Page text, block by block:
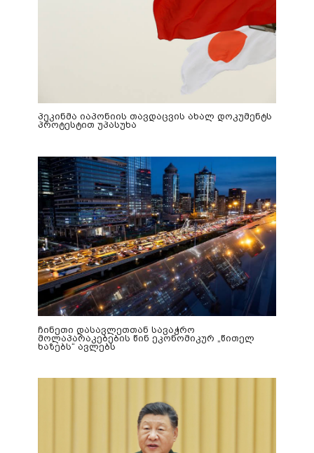
პეკინმა იაპონიის თავდაცვის ახალ დოკუმენტს
პროტესტით უპასუხა
ჩინეთი დასავლეთთან სავაჭრო
მოლაპარაკებების წინ ეკონომიკურ „წითელ
ხაზებს“ ავლებს